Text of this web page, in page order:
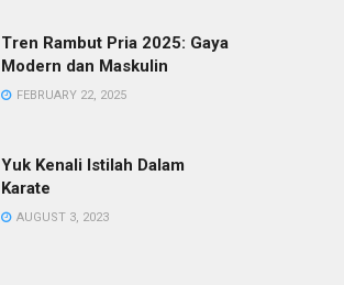
Tren Rambut Pria 2025: Gaya
Modern dan Maskulin
FEBRUARY 22, 2025
Yuk Kenali Istilah Dalam
Karate
AUGUST 3, 2023